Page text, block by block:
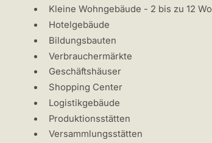
Kleine Wohngebäude - 2 bis zu 12
Hotelgebäude
Bildungsbauten
Verbrauchermärkte
Geschäftshäuser
Shopping Center
Logistikgebäude
Produktionsstätten
Versammlungsstätten